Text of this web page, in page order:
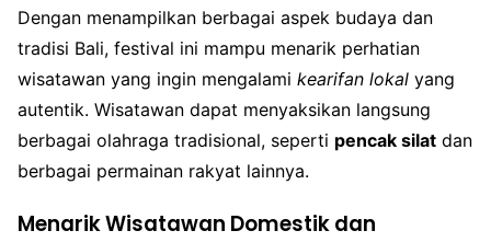
Dengan menampilkan berbagai aspek budaya dan
tradisi Bali, festival ini mampu menarik perhatian
wisatawan yang ingin mengalami kearifan lokal yang
autentik. Wisatawan dapat menyaksikan langsung
berbagai olahraga tradisional, seperti pencak silat dan
berbagai permainan rakyat lainnya.
Menarik Wisatawan Domestik dan